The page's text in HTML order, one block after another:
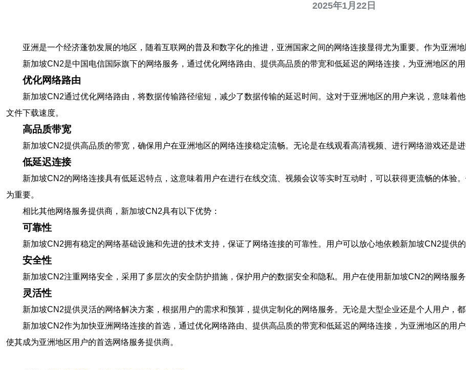
2025年1月22日
亚洲是一个经济蓬勃发展的地区，随着互联网的普及和数字化的推进，亚洲国家之间的网络连接显得尤为重要。作为亚洲
新加坡CN2是中国电信国际旗下的网络服务，通过优化网络路由、提供高品质的带宽和低延迟的网络连接，为亚洲地区的
优化网络路由
新加坡CN2通过优化网络路由，将数据传输路径缩短，减少了数据传输的延迟时间。这对于亚洲地区的用户来说，意味着
文件下载速度。
高品质带宽
新加坡CN2提供高品质的带宽，确保用户在亚洲地区的网络连接稳定流畅。无论是在线观看高清视频、进行网络游戏还是
低延迟连接
新加坡CN2的网络连接具有低延迟特点，这意味着用户在进行在线交流、视频会议等实时互动时，可以获得更流畅的体验
为重要。
相比其他网络服务提供商，新加坡CN2具有以下优势：
可靠性
新加坡CN2拥有稳定的网络基础设施和先进的技术支持，保证了网络连接的可靠性。用户可以放心地依赖新加坡CN2提供
安全性
新加坡CN2注重网络安全，采用了多层次的安全防护措施，保护用户的数据安全和隐私。用户在使用新加坡CN2的网络服
灵活性
新加坡CN2提供灵活的网络解决方案，根据用户的需求和预算，提供定制化的网络服务。无论是大型企业还是个人用户，
新加坡CN2作为加快亚洲网络连接的首选，通过优化网络路由、提供高品质的带宽和低延迟的网络连接，为亚洲地区的用
使其成为亚洲地区用户的首选网络服务提供商。